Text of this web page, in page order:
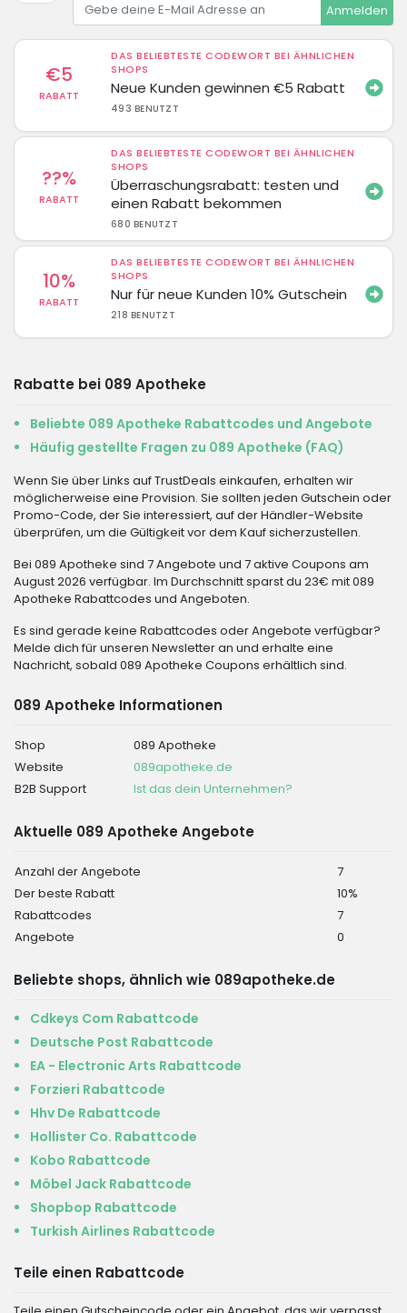
Anmelden
€5
RABATT
DAS BELIEBTESTE CODEWORT BEI ÄHNLICHEN
SHOPS
Neue Kunden gewinnen €5 Rabatt
493 BENUTZT
??%
RABATT
DAS BELIEBTESTE CODEWORT BEI ÄHNLICHEN
SHOPS
Überraschungsrabatt: testen und
einen Rabatt bekommen
680 BENUTZT
10%
RABATT
DAS BELIEBTESTE CODEWORT BEI ÄHNLICHEN
SHOPS
Nur für neue Kunden 10% Gutschein
218 BENUTZT
Rabatte bei 089 Apotheke
Beliebte 089 Apotheke Rabattcodes und Angebote
Häufig gestellte Fragen zu 089 Apotheke (FAQ)
Wenn Sie über Links auf TrustDeals einkaufen, erhalten wir
möglicherweise eine Provision. Sie sollten jeden Gutschein oder
Promo-Code, der Sie interessiert, auf der Händler-Website
überprüfen, um die Gültigkeit vor dem Kauf sicherzustellen.
Bei 089 Apotheke sind 7 Angebote und 7 aktive Coupons am
August 2026 verfügbar. Im Durchschnitt sparst du 23€ mit 089
Apotheke Rabattcodes und Angeboten.
Es sind gerade keine Rabattcodes oder Angebote verfügbar?
Melde dich für unseren Newsletter an und erhalte eine
Nachricht, sobald 089 Apotheke Coupons erhältlich sind.
089 Apotheke Informationen
Shop
089 Apotheke
Website
089apotheke.de
B2B Support
Ist das dein Unternehmen?
Aktuelle 089 Apotheke Angebote
Anzahl der Angebote
7
Der beste Rabatt
10%
Rabattcodes
7
Angebote
0
Beliebte shops, ähnlich wie 089apotheke.de
Cdkeys Com Rabattcode
Deutsche Post Rabattcode
EA - Electronic Arts Rabattcode
Forzieri Rabattcode
Hhv De Rabattcode
Hollister Co. Rabattcode
Kobo Rabattcode
Möbel Jack Rabattcode
Shopbop Rabattcode
Turkish Airlines Rabattcode
Teile einen Rabattcode